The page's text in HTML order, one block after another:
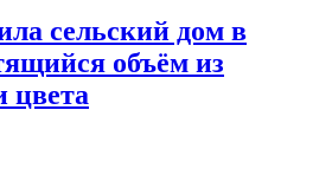
сельский дом в
объём из
цвета